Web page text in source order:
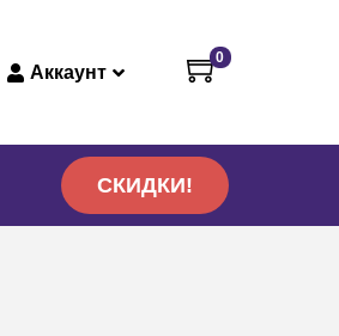
Аккаунт
0
СКИДКИ!